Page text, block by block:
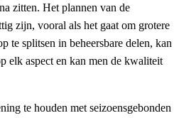
zitten. Het plannen van de
zijn, vooral als het gaat om grotere
te splitsen in beheersbare delen, kan
elk aspect en kan men de kwaliteit
te houden met seizoensgebonden